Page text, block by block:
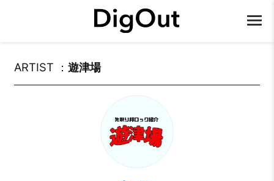
ARTIST ： 遊津場